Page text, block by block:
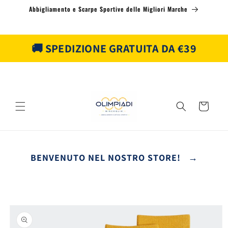
direttamente
Abbigliamento e Scarpe Sportive delle Migliori Marche
🚚 SPEDIZIONE GRATUITA DA €39
Carrello
BENVENUTO NEL NOSTRO STORE! →
informazioni
sul prodotto